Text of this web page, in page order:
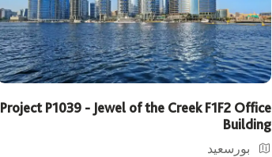
Project P1039 - Jewel of the Creek F1F2 Office
Building
بورسعيد